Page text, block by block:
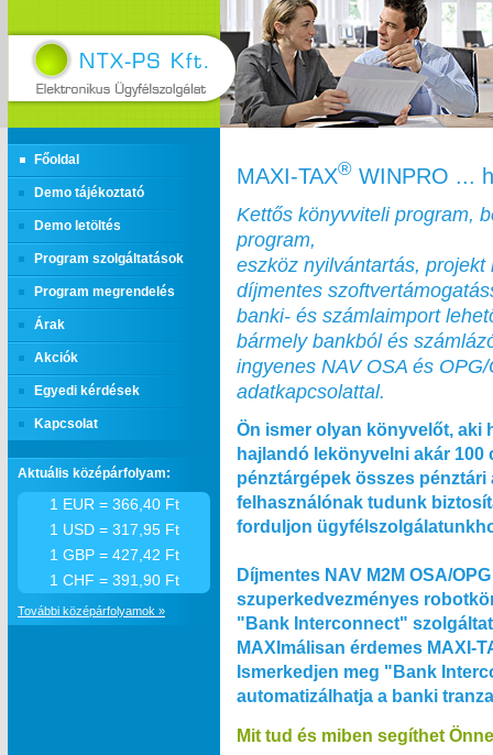
Főoldal
Demo tájékoztató
Demo letöltés
Program szolgáltatások
Program megrendelés
Árak
Akciók
Egyedi kérdések
Kapcsolat
MAXI‑TAX® WINPRO ...
Kettős könyvviteli program,
program,
eszköz nyilvántartás, projekt
díjmentes
banki- és számlaimport
bármely bankból és
ingyenes NAV OSA és
adatkapcsolattal.
Ön ismer olyan könyvelőt, aki
hajlandó lekönyvelni akár 100
pénztárgépek összes pénztári
felhasználónak tudunk
forduljon
Díjmentes NAV M2M OSA/
szuperkedvezményes
"Bank Interconnect"
MAXImálisan érdemes
Ismerkedjen meg "Bank
automatizálhatja a banki
Mit tud és miben segíthet
Aktuális középárfolyam:
1 EUR = 366,40 Ft
1 USD = 317,95 Ft
1 GBP = 427,42 Ft
1 CHF = 391,90 Ft
További középárfolyamok »